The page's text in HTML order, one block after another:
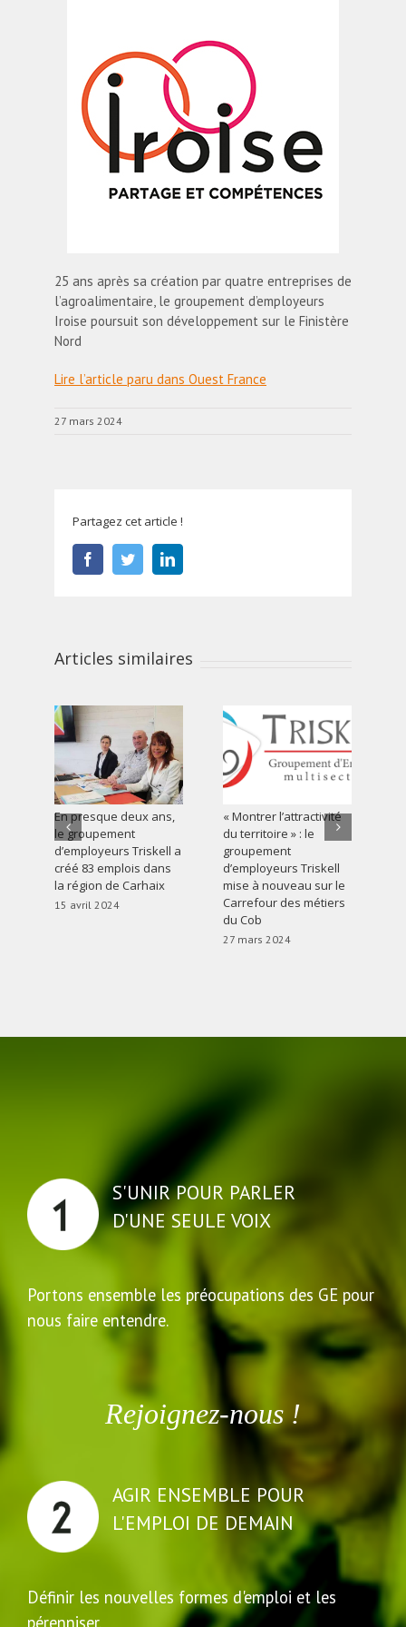
25 ans après sa création par quatre entreprises de
l’agroalimentaire, le groupement d’employeurs
Iroise poursuit son développement sur le Finistère
Nord
Lire l’article paru dans Ouest France
27 mars 2024
Partagez cet article !
FacebookTwitterLinkedIn
Articles similaires
En presque deux ans,
le groupement
d’employeurs Triskell a
créé 83 emplois dans
la région de Carhaix
15 avril 2024
« Montrer l’attractivité
du territoire » : le
groupement
d’employeurs Triskell
mise à nouveau sur le
Carrefour des métiers
du Cob
27 mars 2024
S'UNIR POUR PARLER
D'UNE SEULE VOIX
Portons ensemble les préocupations des GE pour
nous faire entendre.
Rejoignez-nous !
AGIR ENSEMBLE POUR
L'EMPLOI DE DEMAIN
Définir les nouvelles formes d'emploi et les